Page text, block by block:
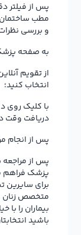
پس از فیلتر
مطب ساختمان
و بررسی
به صفحه
از تقویم
انتخاب کنید؛
با کلیک روی
دریافت وقت
پس از انجام
پس از مراجعه
پزشک فراهم
برای سایرین
متخصص زنان
بیماران را
باشید